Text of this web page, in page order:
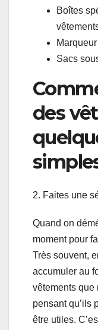
Boîtes
Sacs
des
2. Faites une
Quand on
moment pour
Très souvent,
accumuler au
vêtements que
pensant qu’ils
être utiles.